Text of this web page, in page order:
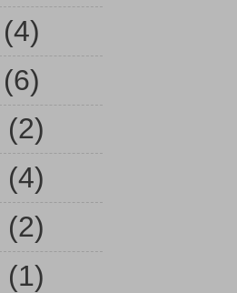
(4)
(6)
(2)
(4)
(2)
(1)